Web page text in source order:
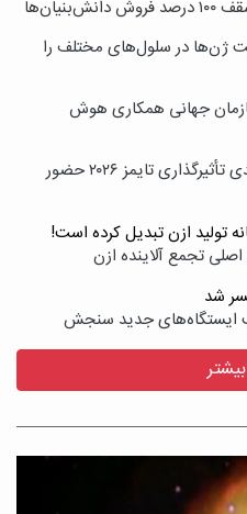
ژن‌ها در سلول‌های مختلف را
جهانی همکاری هوش
چرا هیچ دانشگاه ایرانی در رتبه‌بندی تأثیرگذاری تایمز ۲۰۲۶ حضور
تولید ازن تبدیل کرده است!
تجمع آلاینده ازن
شد
ایستگاه‌های جدید سنجش